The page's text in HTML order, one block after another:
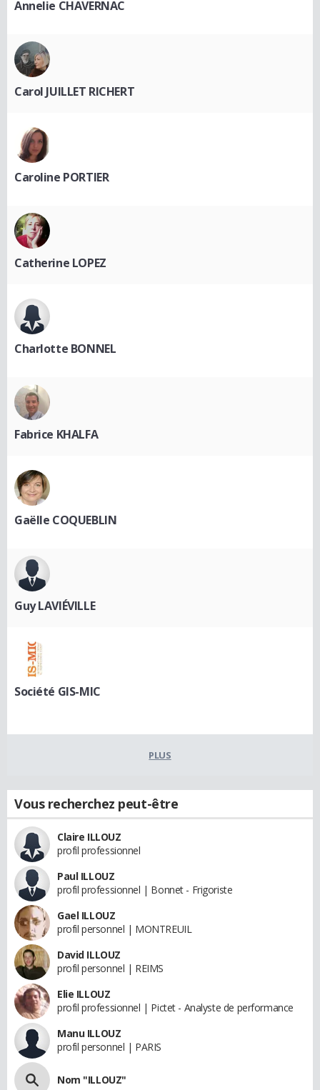
Annelie CHAVERNAC
Carol JUILLET RICHERT
Caroline PORTIER
Catherine LOPEZ
Charlotte BONNEL
Fabrice KHALFA
Gaëlle COQUEBLIN
Guy LAVIÉVILLE
Société GIS-MIC
PLUS
Vous recherchez peut-être
Claire ILLOUZ
profil professionnel
Paul ILLOUZ
profil professionnel | Bonnet - Frigoriste
Gael ILLOUZ
profil personnel | MONTREUIL
David ILLOUZ
profil personnel | REIMS
Elie ILLOUZ
profil professionnel | Pictet - Analyste de performance
Manu ILLOUZ
profil personnel | PARIS
Nom "ILLOUZ"